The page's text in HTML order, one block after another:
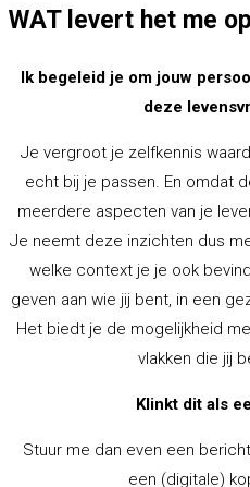
WAT levert het me
Ik begeleid je om jouw
deze
Je vergroot je zelfkennis
echt bij je passen. En omdat
meerdere aspecten van je
Je neemt deze inzichten dus
welke context je je ook
geven aan wie jij bent, in een
Het biedt je de mogelijkheid
vlakken die jij
Klinkt dit als
Stuur me dan even een
een (digitale)